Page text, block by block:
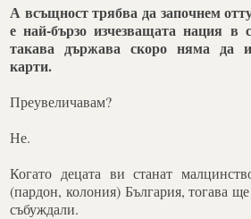
А всъщност трябва да започнем
е най-бързо изчезващата нация в
такава държава скоро няма да
карти.
Преувеличавам?
Не.
Когато децата ви станат
(пардон, колония) България, тогава
събуждали.